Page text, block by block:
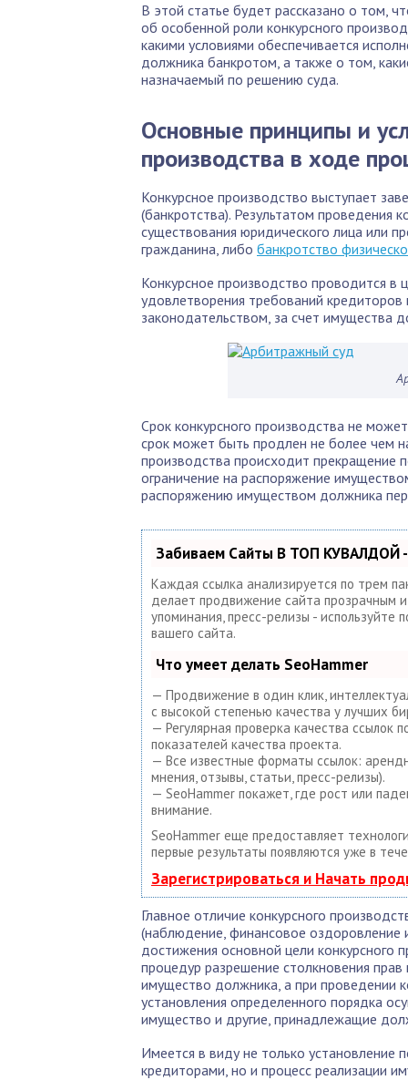
В этой статье будет рассказано о том,
об особенной роли конкурсного
какими условиями обеспечивается
должника банкротом, а также о том,
назначаемый по решению суда.
Основные принципы и
производства в ходе
Конкурсное производство выступает
(банкротства). Результатом проведения
существования юридического лица или
гражданина, либо банкротство
Конкурсное производство проводится в
удовлетворения требований
законодательством, за счет имущества
Срок конкурсного производства не
срок может быть продлен не более чем
производства происходит прекращение
ограничение на распоряжение
распоряжению имуществом должника
Забиваем Сайты В ТОП КУВАЛДОЙ -
Каждая ссылка анализируется по трем
делает продвижение сайта прозрачным
упоминания, пресс-релизы -
вашего сайта.
Что умеет делать SeoHammer
— Продвижение в один клик,
с высокой степенью качества у лучших
— Регулярная проверка качества
показателей качества проекта.
— Все известные форматы ссылок:
мнения, отзывы, статьи, пресс-релизы).
— SeoHammer покажет, где рост или
внимание.
SeoHammer еще предоставляет
первые результаты появляются уже в
Зарегистрироваться и Начать
Главное отличие конкурсного
(наблюдение, финансовое оздоровление
достижения основной цели конкурсного
процедур разрешение столкновения
имущество должника, а при проведении
установления определенного порядка
имущество и другие, принадлежащие
Имеется в виду не только установление
кредиторами, но и процесс реализации